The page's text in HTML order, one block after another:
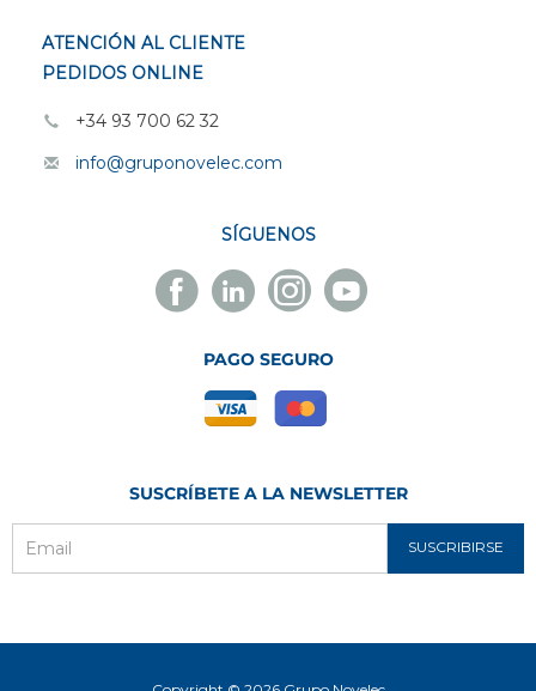
ATENCIÓN AL CLIENTE
PEDIDOS ONLINE
+34 93 700 62 32
info@gruponovelec.com
SÍGUENOS
Facebook
Novelec
Linkedin
Novelec
Instagram
Novelec
Youtube
Novelec
PAGO SEGURO
SUSCRÍBETE A LA NEWSLETTER
SUSCRIBIRSE